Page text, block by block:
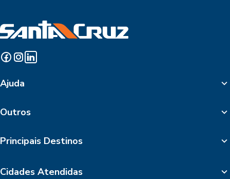
Ajuda
Outros
Principais Destinos
Cidades Atendidas